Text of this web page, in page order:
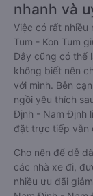
nhanh và
Việc có rất nhiều
Tum - Kon Tum
Đây cũng có thể
không biết nên
với mình. Bên
ngồi yêu thích
Định - Nam Định
đặt trực tiếp vẫn
Cho nên để dễ
các nhà xe đi,
nhiều ưu đãi